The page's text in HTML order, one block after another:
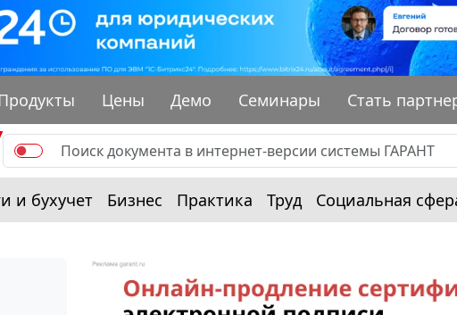
Цены Демо Семинары Стать
и бухучет Бизнес Практика Труд Социальная